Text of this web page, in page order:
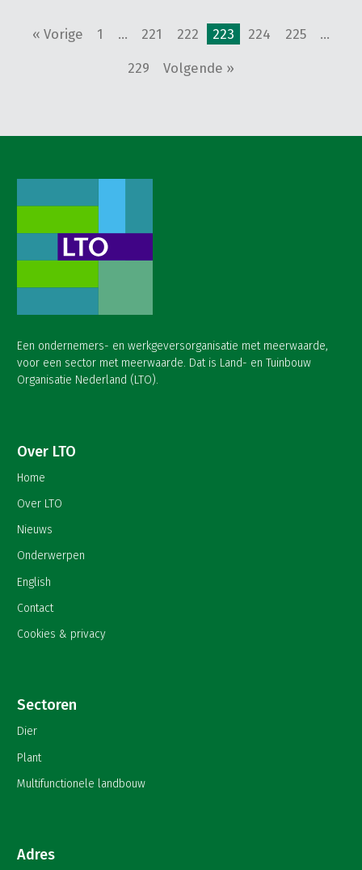
« Vorige 1 … 221 222 223 224 225 …
229 Volgende »
Een ondernemers- en werkgeversorganisatie met meerwaarde,
voor een sector met meerwaarde. Dat is Land- en Tuinbouw
Organisatie Nederland (LTO).
Over LTO
Home
Over LTO
Nieuws
Onderwerpen
English
Contact
Cookies & privacy
Sectoren
Dier
Plant
Multifunctionele landbouw
Adres